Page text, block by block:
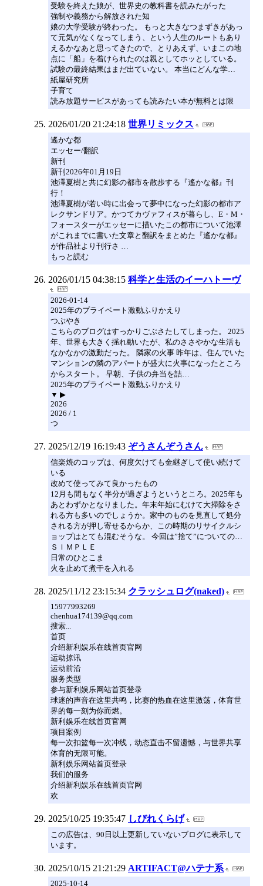
受験を終えた娘が、世界史の教科書を読みたがった
強制や義務から解放された知
娘の大学受験が終わった。 もっと大きなつまずきがあっ
て元気がなくなってしまう、という人生のルートもあり
えるかなあと思ってきたので、とりあえず、いまこの地
点に「船」を着けられたのは親としてホッとしている。
試験の最終結果はまだ出ていない。 本当にどんな学…
紙屋研究所
子育て
読み放題サービスがあっても読みたい本が無料とは限
2026/01/20 21:24:18 世界リミックス
遙かな都
エッセー/翻訳
新刊
新刊2026年01月19日
池澤夏樹と共に幻影の都市を散歩する『遙かな都』刊
行！
池澤夏樹が若い時に出会って夢中になった幻影の都市ア
レクサンドリア。かつてカヴァフィスが暮らし、E・M・
フォースターがエッセーに描いたこの都市について池澤
がこれまでに書いた文章と翻訳をまとめた『遙かな都』
が作品社より刊行さ …
もっと読む
2026/01/15 04:38:15 科学と生活のイーハトーヴ
2026-01-14
2025年のプライベート激動ふりかえり
つぶやき
こちらのブログはすっかりごぶさたしてしまった。 2025
年、世界も大きく揺れ動いたが、私のささやかな生活も
なかなかの激動だった。 隣家の火事 昨年は、住んでいた
マンションの隣のアパートが盛大に火事になったところ
からスタート。 早朝、子供の弁当を詰…
2025年のプライベート激動ふりかえり
▼ ▶
2026
2026 / 1
つ
2025/12/19 16:19:43 ぞうさんぞうさん
信楽焼のコップは、何度欠けても金継ぎして使い続けて
いる
改めて使ってみて良かったもの
12月も間もなく半分が過ぎようというところ。2025年も
あとわずかとなりました。年末年始にむけて大掃除をさ
れる方も多いのでしょうか。家中のものを見直して処分
される方が押し寄せるからか、この時期のリサイクルシ
ョップはとても混むそうな。 今回は”捨て”についての…
ＳＩＭＰＬＥ
日常のひとこま
火を止めて煮干を入れる
2025/11/12 23:15:34 クラッシュログ(naked)
15977993269
chenhua174139@qq.com
搜索...
首页
介绍新利娱乐在线首页官网
运动掠讯
运动前沿
服务类型
参与新利娱乐网站首页登录
球迷的声音在这里共鸣，比赛的热血在这里激荡，体育世
界的每一刻为你而燃。
新利娱乐在线首页官网
项目案例
每一次扣篮每一次冲线，动态直击不留遗憾，与世界共享
体育的无限可能。
新利娱乐网站首页登录
我们的服务
介绍新利娱乐在线首页官网
欢
2025/10/25 19:35:47 しびれくらげ
この広告は、90日以上更新していないブログに表示して
います。
2025/10/15 21:21:29 ARTIFACT@ハテナ系
2025-10-14